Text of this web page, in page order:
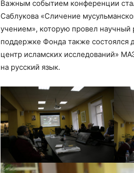
Важным событием конференции
Саблукова «Сличение
учением», которую провел
поддержке Фонда также состоялся
центр исламских исследований»
на русский язык.